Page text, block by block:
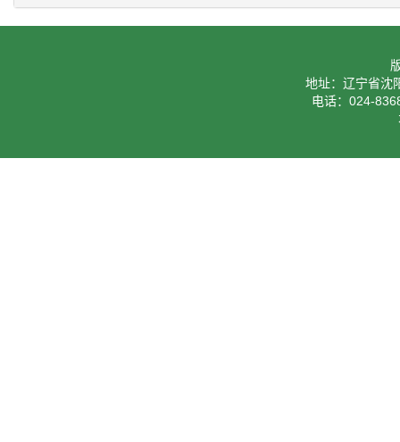
地址：辽宁省沈
电话：024-